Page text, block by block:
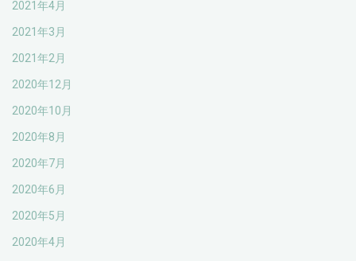
2021年4月
2021年3月
2021年2月
2020年12月
2020年10月
2020年8月
2020年7月
2020年6月
2020年5月
2020年4月